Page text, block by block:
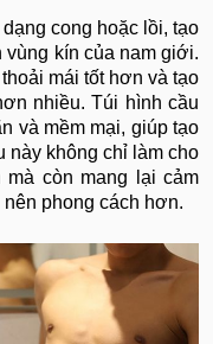
cong hoặc lồi, tạo
vùng kín của nam giới.
mái tốt hơn và tạo
nhiều. Túi hình cầu
và mềm mại, giúp tạo
này không chỉ làm cho
còn mang lại cảm
phong cách hơn.